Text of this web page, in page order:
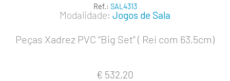
Ref.: SAL4313
Modalidade: Jogos de Sala
Peças Xadrez PVC “Big Set” ( Rei com 63,5cm)
€ 532,20